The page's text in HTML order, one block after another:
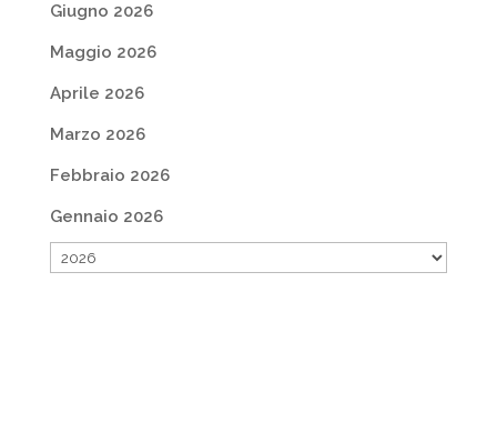
Giugno 2026
Maggio 2026
Aprile 2026
Marzo 2026
Febbraio 2026
Gennaio 2026